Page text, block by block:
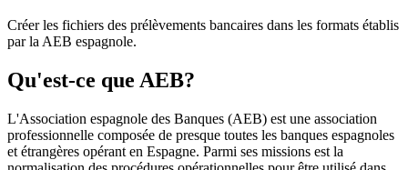
Créer les fichiers des prélèvements bancaires dans les formats établis
par la AEB espagnole.
Qu'est-ce que AEB?
L'Association espagnole des Banques (AEB) est une association
professionnelle composée de presque toutes les banques espagnoles
et étrangères opérant en Espagne. Parmi ses missions est la